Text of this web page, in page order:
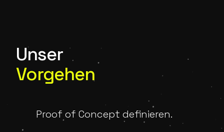
Unser
Vorgehen
Proof of Concept definieren.